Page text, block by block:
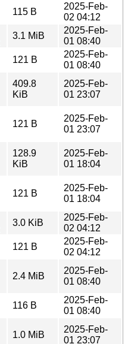
115 B
2025-Feb-
02 04:12
3.1 MiB
2025-Feb-
01 08:40
121 B
2025-Feb-
01 08:40
409.8
KiB
2025-Feb-
01 23:07
121 B
2025-Feb-
01 23:07
128.9
KiB
2025-Feb-
01 18:04
121 B
2025-Feb-
01 18:04
3.0 KiB
2025-Feb-
02 04:12
121 B
2025-Feb-
02 04:12
2.4 MiB
2025-Feb-
01 08:40
116 B
2025-Feb-
01 08:40
1.0 MiB
2025-Feb-
01 23:07